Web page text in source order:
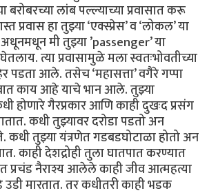
लांब पल्ल्याच्या प्रवासात करू
हा तुझ्या ‘एक्स्प्रेस’ व ‘लोकल’ या
मी तुझ्या ’passenger’ या
त्या प्रवासामुळे मला स्वतःभोवतीच्या
पडता आले. तसेच ‘महासत्ता’ वगैरे गप्पा
काय आहे याचे भान आले. तुझ्या
होणारे गैरप्रकार आणि काही दुखःद प्रसंग
कधी तुझ्यावर दरोडा पडतो अन
कधी तुझ्या यंत्रणेत गडबडघोटाळा होतो अन
काही देशद्रोही तुला घातपात करण्यात
प्रचंड नैराश्य आलेले काही जीव आत्महत्या
मारतात. तर कधीतरी काही भडक